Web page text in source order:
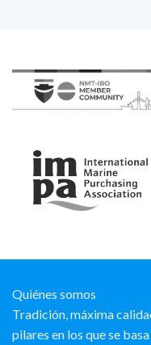
Quiénes somos
Tradición, máxima
pilares en los que se